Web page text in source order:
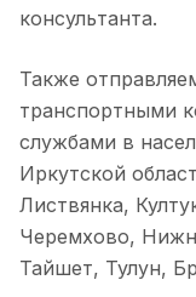
консультанта.
Также
транспортными
службами в
Иркутской
Листвянка,
Черемхово,
Тайшет, Тулун,